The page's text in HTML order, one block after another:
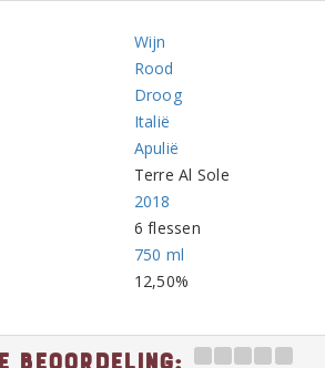
Wijn
Rood
Droog
Italië
Apulië
Terre Al Sole
2018
6 flessen
750 ml
12,50%
beoordeling: